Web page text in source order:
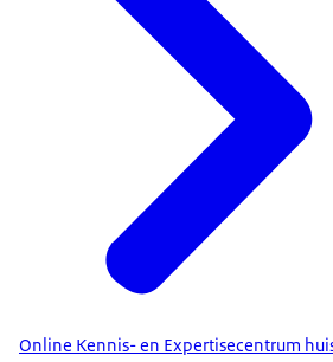
Online Kennis- en Expertisecentrum